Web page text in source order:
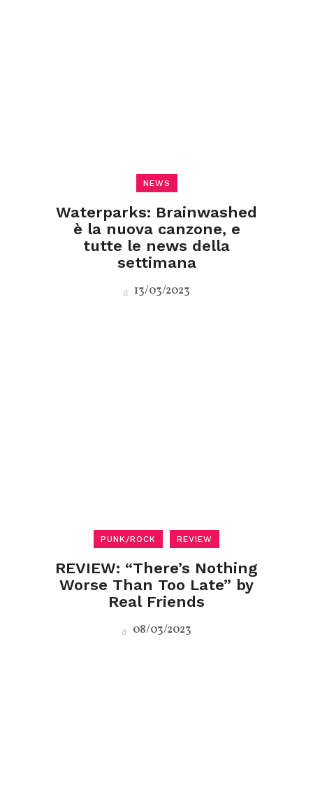
NEWS
Waterparks: Brainwashed
è la nuova canzone, e
tutte le news della
settimana
13/03/2023
PUNK/ROCK REVIEW
REVIEW: “There’s Nothing
Worse Than Too Late” by
Real Friends
08/03/2023